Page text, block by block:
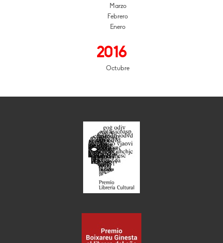
Marzo
Febrero
Enero
2016
Octubre